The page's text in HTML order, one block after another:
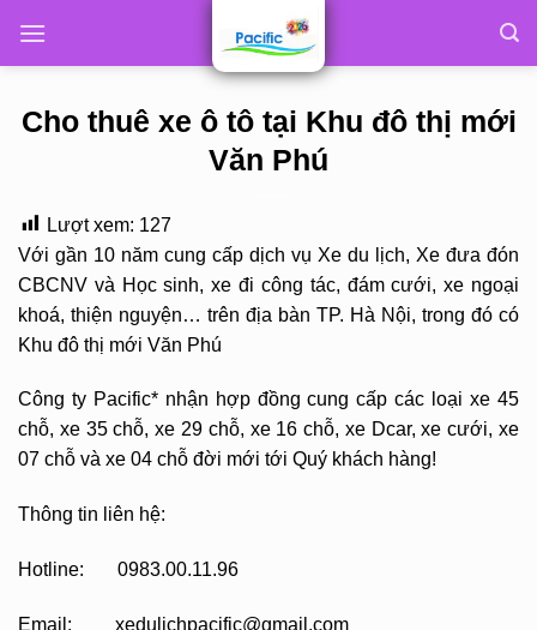
Cho thuê xe ô tô tại Khu đô thị mới
Văn Phú
Lượt xem: 127
Với gần 10 năm cung cấp dịch vụ Xe du lịch, Xe đưa đón
CBCNV và Học sinh, xe đi công tác, đám cưới, xe ngoại
khoá, thiện nguyện… trên địa bàn TP. Hà Nội, trong đó có
Khu đô thị mới Văn Phú
Công ty Pacific* nhận hợp đồng cung cấp các loại xe 45
chỗ, xe 35 chỗ, xe 29 chỗ, xe 16 chỗ, xe Dcar, xe cưới, xe
07 chỗ và xe 04 chỗ đời mới tới Quý khách hàng!
Thông tin liên hệ:
Hotline: 0983.00.11.96
Email: xedulichpacific@gmail.com